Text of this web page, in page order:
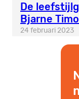
De
Bjarne
24 februari 2023